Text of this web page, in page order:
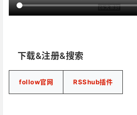
‎‎‎‎‎‎‎ㅤ下载&注册&搜索
follow官网 RSShub插件